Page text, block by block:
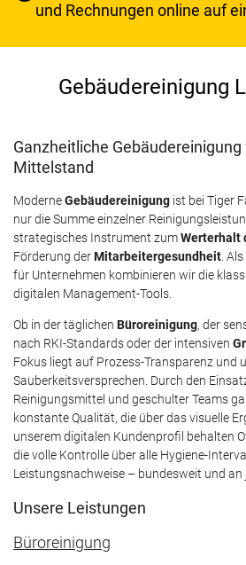
und Rechnungen online auf
Gebäudereinigung
Ganzheitliche
Mittelstand
ModerneGebäudereinigung ist bei Tiger
nur die Summe einzelner
strategisches Instrument zumWerterhalt
Förderung derMitarbeitergesundheit .
für Unternehmen kombinieren wir die
digitalen Management-Tools.
Ob in der täglichen Büroreinigung, der
nach RKI-Standards oder der intensiven
Fokus liegt auf Prozess-Transparenz und
Sauberkeitsversprechen. Durch den
Reinigungsmittel und geschulter Teams
konstante Qualität, die über das visuelle
unserem digitalen Kundenprofil behalten
die volle Kontrolle über alle Hygiene-
Leistungsnachweise – bundesweit und an
Unsere Leistungen
Büroreinigung